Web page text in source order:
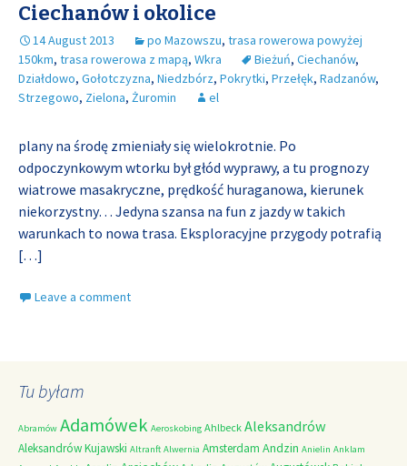
Ciechanów i okolice
14 August 2013 po Mazowszu, trasa rowerowa powyżej
150km, trasa rowerowa z mapą, Wkra Bieżuń, Ciechanów,
Działdowo, Gołotczyzna, Niedzbórz, Pokrytki, Przełęk, Radzanów,
Strzegowo, Zielona, Żuromin el
plany na środę zmieniały się wielokrotnie. Po
odpoczynkowym wtorku był głód wyprawy, a tu prognozy
wiatrowe masakryczne, prędkość huraganowa, kierunek
niekorzystny… Jedyna szansa na fun z jazdy w takich
warunkach to nowa trasa. Eksploracyjne przygody potrafią
[…]
Leave a comment
Tu byłam
Abramów Adamówek Aeroskobing Ahlbeck Aleksandrów
Aleksandrów Kujawski Altranft Alwernia Amsterdam Andzin Anielin Anklam